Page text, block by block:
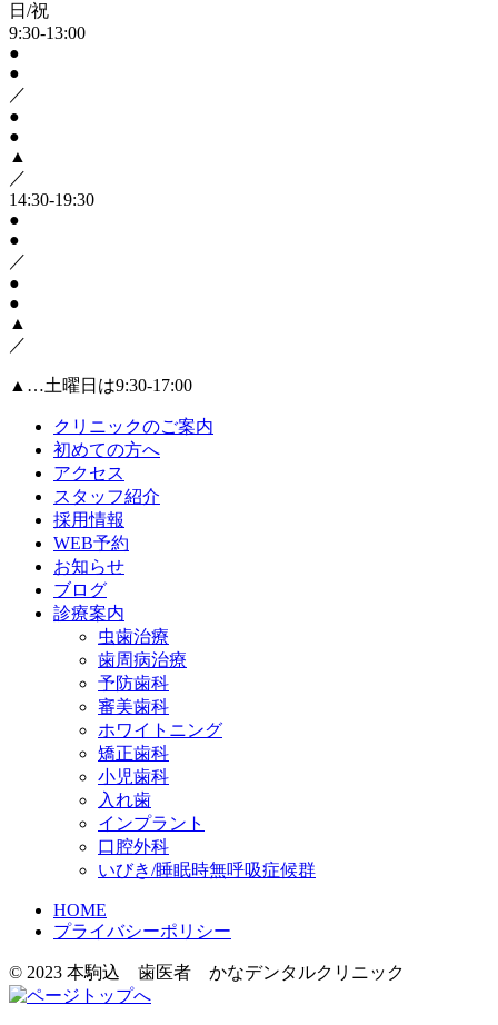
日/祝
9:30-13:00
●
●
／
●
●
▲
／
14:30-19:30
●
●
／
●
●
▲
／
▲…土曜日は9:30-17:00
クリニックのご案内
初めての方へ
アクセス
スタッフ紹介
採用情報
WEB予約
お知らせ
ブログ
診療案内
虫歯治療
歯周病治療
予防歯科
審美歯科
ホワイトニング
矯正歯科
小児歯科
入れ歯
インプラント
口腔外科
いびき/睡眠時無呼吸症候群
HOME
プライバシーポリシー
© 2023 本駒込 歯医者 かなデンタルクリニック